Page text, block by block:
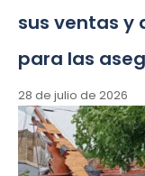
sus ventas y
para las
28 de julio de 2026